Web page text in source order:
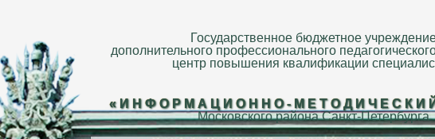
Государственное бюджетное
дополнительного профессионального
центр повышения квалификации
«ИНФОРМАЦИОННО-
Московского района Санкт-Петербурга